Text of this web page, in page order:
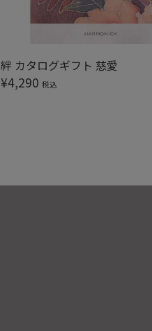
絆 カタログギフト 慈愛
¥4,290 税込